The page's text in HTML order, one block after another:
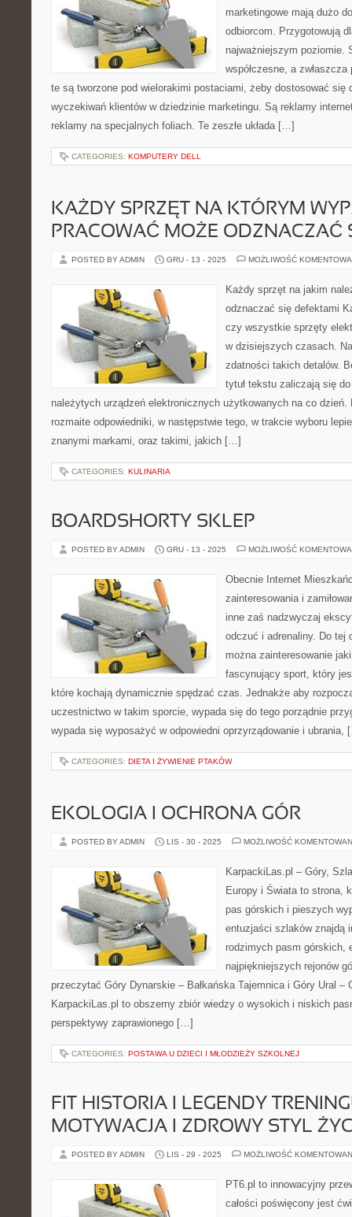
marketingowe mają dużo
odbiorcom. Przygotowują
najważniejszym poziomie.
współczesne, a
te są tworzone pod wielorakimi postaciami, żeby dostosować się
wyczekiwań klientów w dziedzinie marketingu. Są reklamy
reklamy na specjalnych foliach. Te zeszłe układa […]
CATEGORIES: KOMPUTERY DELL
KAŻDY SPRZĘT NA KTÓRYM
PRACOWAĆ MOŻE ODZNACZAĆ
POSTED BY ADMIN GRU - 13 - 2025 MOŻLIWOŚĆ
Każdy sprzęt na jakim
odznaczać się defektami
czy wszystkie sprzęty
w dzisiejszych czasach.
zdatności takich detalów.
tytuł tekstu zaliczają się
należytych urządzeń elektronicznych użytkowanych na co
rozmaite odpowiedniki, w następstwie tego, w trakcie wyboru
znanymi markami, oraz takimi, jakich […]
CATEGORIES: KULINARIA
BOARDSHORTY SKLEP
POSTED BY ADMIN GRU - 13 - 2025 MOŻLIWOŚĆ
Obecnie Internet
zainteresowania i
inne zaś nadzwyczaj
odczuć i adrenaliny. Do tej
można zainteresowanie
fascynujący sport, który
które kochają dynamicznie spędzać czas. Jednakże aby
uczestnictwo w takim sporcie, wypada się do tego porządnie
wypada się wyposażyć w odpowiedni oprzyrządowanie i ubrania,
CATEGORIES: DIETA I ŻYWIENIE PTAKÓW
EKOLOGIA I OCHRONA GÓR
POSTED BY ADMIN LIS - 30 - 2025 MOŻLIWOŚĆ
KarpackiLas.pl – Góry,
Europy i Świata to strona,
pas górskich i pieszych
entuzjaści szlaków znajdą
rodzimych pasm górskich,
najpiękniejszych rejonów
przeczytać Góry Dynarskie – Bałkańska Tajemnica i Góry Ural –
KarpackiLas.pl to obszerny zbiór wiedzy o wysokich i niskich
perspektywy zaprawionego […]
CATEGORIES: POSTAWA U DZIECI I MŁODZIEŻY SZKOLNEJ
FIT HISTORIA I LEGENDY
MOTYWACJA I ZDROWY STYL
POSTED BY ADMIN LIS - 29 - 2025 MOŻLIWOŚĆ
PT6.pl to innowacyjny
całości poświęcony jest